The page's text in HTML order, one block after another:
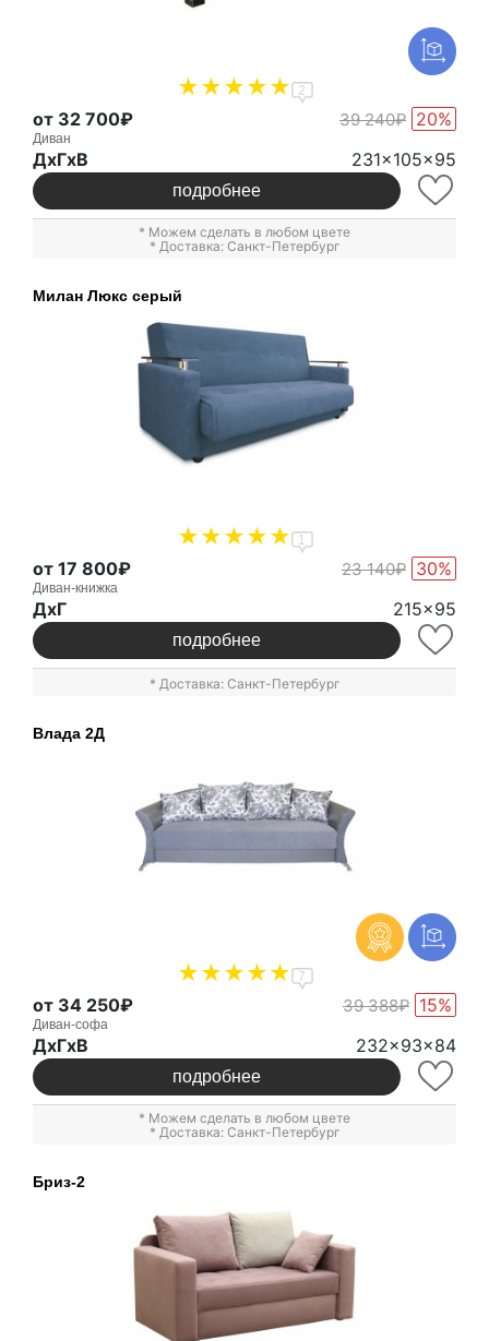
2
от 32 700₽ 39 240₽ 20%
Диван
ДxГxВ 231x105x95
подробнее
* Можем сделать в любом цвете
* Доставка: Санкт-Петербург
Милан Люкс серый
1
от 17 800₽ 23 140₽ 30%
Диван-книжка
ДxГ 215x95
подробнее
* Доставка: Санкт-Петербург
Влада 2Д
7
от 34 250₽ 39 388₽ 15%
Диван-софа
ДxГxВ 232x93x84
подробнее
* Можем сделать в любом цвете
* Доставка: Санкт-Петербург
Бриз-2